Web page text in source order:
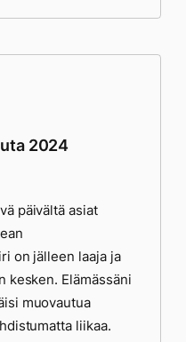
2024
päivältä asiat
on jälleen laaja ja
kesken. Elämässäni
muovautua
liikaa.